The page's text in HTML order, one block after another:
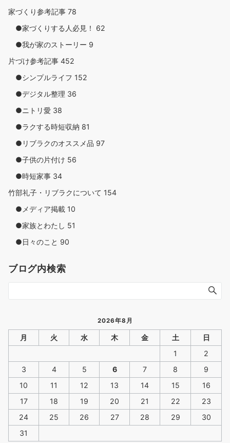
家づくり参考記事 78
●家づくりする人必見！ 62
●我が家のストーリー 9
片づけ参考記事 452
●シンプルライフ 152
●デジタル整理 36
●ニトリ愛 38
●ラクする時短収納 81
●リブラクのオススメ品 97
●子供の片付け 56
●時短家事 34
竹部礼子・リブラクについて 154
●メディア掲載 10
●家族とわたし 51
●日々のこと 90
ブログ内検索
2026年8月
月 火 水 木 金 土
日
1
2
3
4 5 6 7 8
9
10
11 12 13 14 15
16
17
18 19 20 21 22
23
24
25 26 27 28 29
30
31